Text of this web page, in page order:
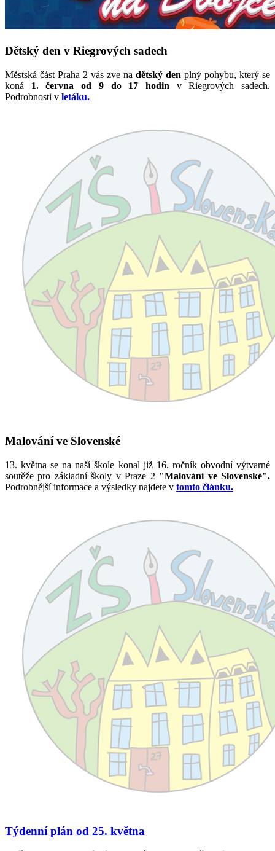
Dětský den v Riegrových sadech
Městská část Praha 2 vás zve na dětský den plný pohybu, který se
koná 1. června od 9 do 17 hodin v Riegrových sadech.
Podrobnosti v letáku.
Malování ve Slovenské
13. května se na naší škole konal již 16. ročník obvodní výtvarné
soutěže pro základní školy v Praze 2 "Malování ve Slovenské".
Podrobnější informace a výsledky najdete v tomto článku.
Týdenní plán od 25. května